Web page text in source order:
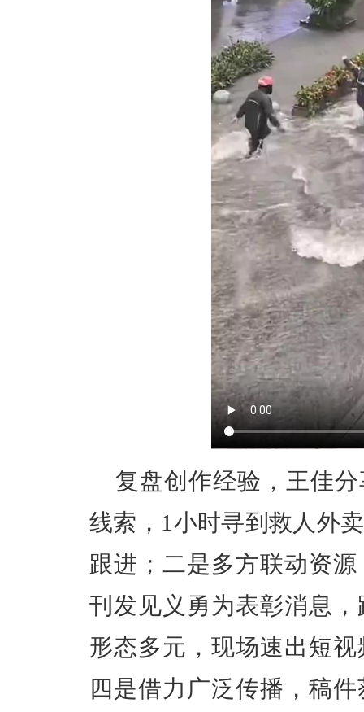
复盘创作经验，王佳
线索 ，1小时寻到救人外
跟进； 二是多方联动资源
刊发见义勇为表彰消息
形态多元 ，现场速出短
四是借力广泛传播 ，稿